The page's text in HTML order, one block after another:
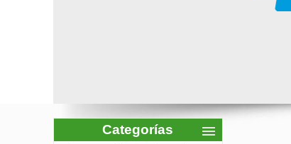
Categorías